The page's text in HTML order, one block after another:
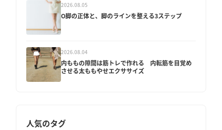
2026.08.05
O脚の正体と、脚のラインを整える3ステップ
2026.08.04
内ももの隙間は筋トレで作れる 内転筋を目覚め
させる太ももやせエクササイズ
人気のタグ